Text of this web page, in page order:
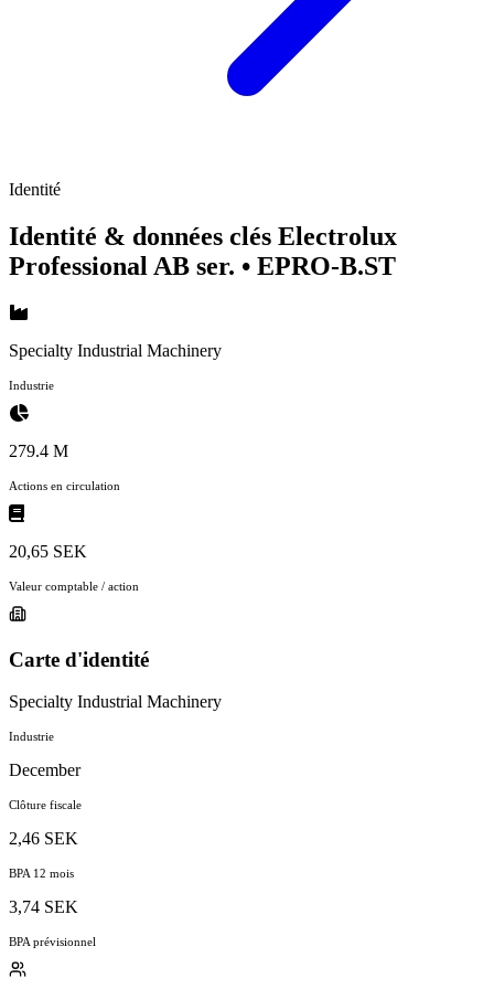
Identité
Identité & données clés Electrolux
Professional AB ser. • EPRO-B.ST
Specialty Industrial Machinery
Industrie
279.4 M
Actions en circulation
20,65 SEK
Valeur comptable / action
Carte d'identité
Specialty Industrial Machinery
Industrie
December
Clôture fiscale
2,46 SEK
BPA 12 mois
3,74 SEK
BPA prévisionnel